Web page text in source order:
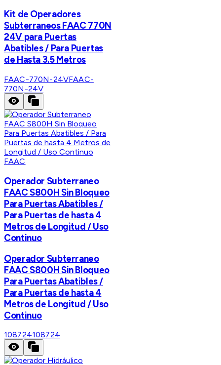
Kit de Operadores
Subterraneos FAAC 770N
24V para Puertas
Abatibles / Para Puertas
de Hasta 3.5 Metros
FAAC-770N-24VFAAC-
770N-24V
FAAC
Operador Subterraneo
FAAC S800H Sin Bloqueo
Para Puertas Abatibles /
Para Puertas de hasta 4
Metros de Longitud / Uso
Continuo
Operador Subterraneo
FAAC S800H Sin Bloqueo
Para Puertas Abatibles /
Para Puertas de hasta 4
Metros de Longitud / Uso
Continuo
108724108724